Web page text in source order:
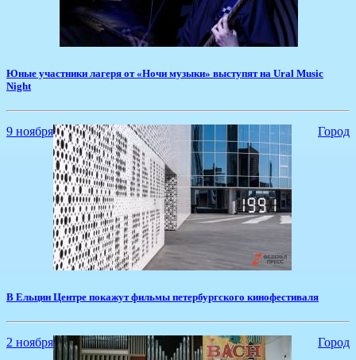
Юные участники лагеря от «Ночи музыки» выступят на Ural Music
Night
9 ноября Город
В Ельцин Центре покажут фильмы петербургского кинофестиваля
2 ноября Город